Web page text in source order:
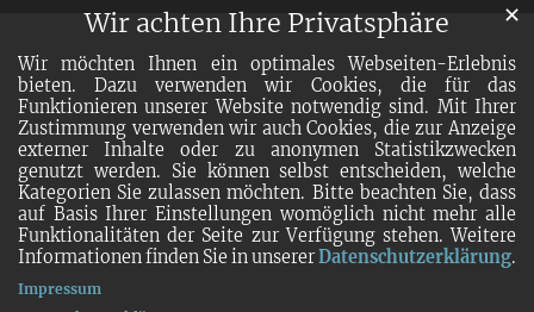
Wir achten Ihre Privatsphäre
Wir möchten Ihnen ein optimales Webseiten-Erlebnis
bieten. Dazu verwenden wir Cookies, die für das
Funktionieren unserer Website notwendig sind. Mit Ihrer
Zustimmung verwenden wir auch Cookies, die zur Anzeige
externer Inhalte oder zu anonymen Statistikzwecken
genutzt werden. Sie können selbst entscheiden, welche
Kategorien Sie zulassen möchten. Bitte beachten Sie, dass
auf Basis Ihrer Einstellungen womöglich nicht mehr alle
Funktionalitäten der Seite zur Verfügung stehen. Weitere
Informationen finden Sie in unsererDatenschutzerklärung.
✕
Impressum